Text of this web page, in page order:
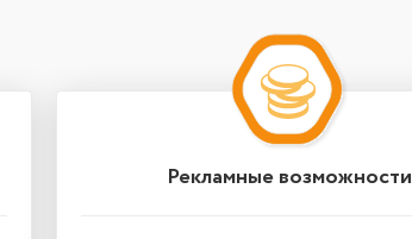
Рекламные возможности